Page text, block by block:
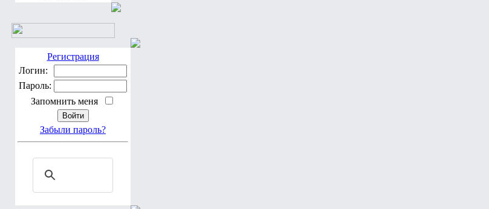
Регистрация
Логин:
Пароль:
Запомнить меня
Забыли пароль?